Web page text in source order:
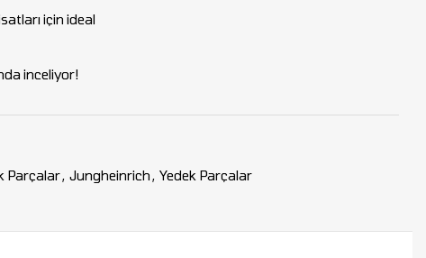
için ideal
inceliyor!
Parçalar, Jungheinrich, Yedek Parçalar